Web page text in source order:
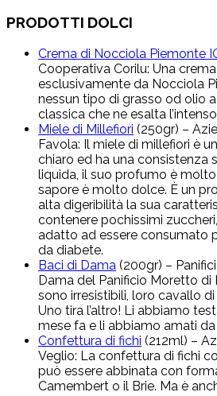
PRODOTTI DOLCI
Crema di Nocciola Piemonte
Cooperativa Corilu: Una
esclusivamente da Nocciola
nessun tipo di grasso od olio
classica che ne esalta
Miele di Millefiori (250gr) –
Favola: Il miele di millefiori è
chiaro ed ha una consistenza
liquida, il suo profumo è
sapore è molto dolce. È un
alta digeribilità la sua
contenere pochissimi
adatto ad essere consumato
da diabete.
Baci di Dama (200gr) –
Dama del Panificio Moretto di
sono irresistibili, loro cavallo
Uno tira l’altro! Li abbiamo
mese fa e li abbiamo amati
Confettura di fichi (212ml) –
Veglio: La confettura di fichi
può essere abbinata con
Camembert o il Brie. Ma è